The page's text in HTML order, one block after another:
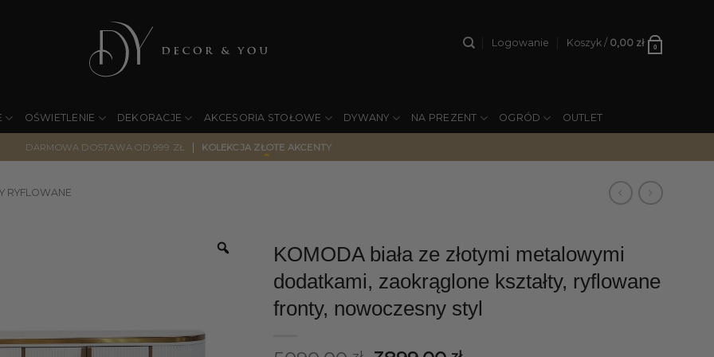
Logowanie Koszyk / 0,00 zł 0
OŚWIETLENIE DEKORACJE AKCESORIA STOŁOWE DYWANY NA PREZENT OGRÓD OUTLET
DARMOWA DOSTAWA OD 999 ZŁ | KOLEKCJA ZŁOTE AKCENTY
RYFLOWANE
KOMODA biała ze złotymi metalowymi
dodatkami, zaokrąglone kształty, ryflowane
fronty, nowoczesny styl